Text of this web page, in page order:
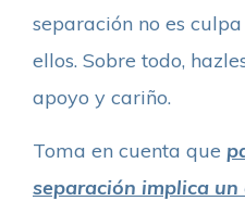
separación no es
ellos. Sobre todo,
apoyo y cariño.
Toma en cuenta que
separación implica un